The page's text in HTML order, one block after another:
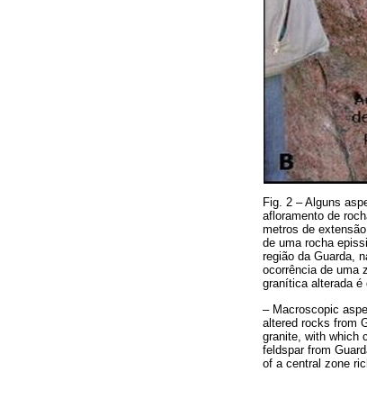
Fig. 2 – Alguns
afloramento de
metros de
de uma rocha
região da Guarda,
ocorrência de uma
granítica alterada é
– Macroscopic
altered rocks from
granite, with which
feldspar from
of a central zone